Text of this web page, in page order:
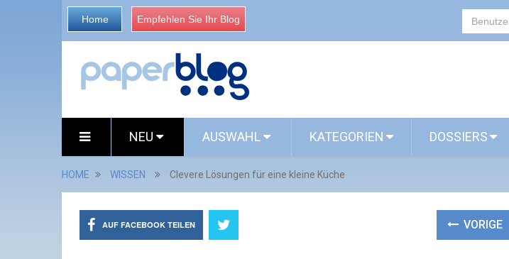
Home Empfehlen Sie Ihr Blog
NEU AUSWAHL KATEGORIEN DOSSIERS
HOME WISSEN Clevere Lösungen für eine kleine Küche
AUF FACEBOOK TEILEN VORIGE